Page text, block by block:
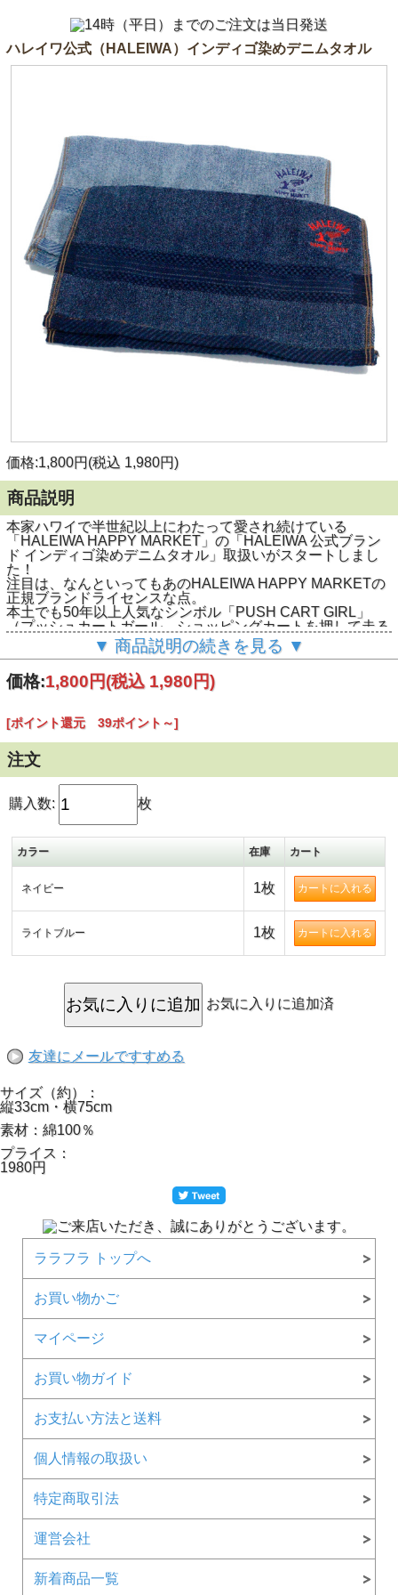
ハレイワ公式（HALEIWA）インディゴ染めデニムタオル
価格:1,800円(税込 1,980円)
商品説明
本家ハワイで半世紀以上にわたって愛され続けている
「HALEIWA HAPPY MARKET」の「HALEIWA 公式ブラン
ド インディゴ染めデニムタオル」取扱いがスタートしまし
た！
注目は、なんといってもあのHALEIWA HAPPY MARKETの
正規ブランドライセンスな点。
本土でも50年以上人気なシンボル「PUSH CART GIRL」
（プッシュカートガール。ショッピングカートを押して走る
女の子）のロゴマークは有名ですよね。
ごらんの通り、とっても現地感あふれるデザインで、シンボ
ル「プッシュカートガール」のロゴデザイン刺繍がワンポイ
ントで入れてあったり、デザイン糸を別色にすることでアク
またどちらのカラーもインディゴ染めという特殊な染法で仕
上げてあって、こなれた感じのデニム感が素晴らしいんで
す。
おすすめポイントは真ん中部分にタオルフックに掛けやすい
フック掛けが付いている点。
ここをひっかけるだけでご自宅のサニタリーの掛けタオルと
してすぐに使えちゃうんです。
サイズは75cm×33cmで、一般的なスポーツタオルと同じサ
イズ感です。
レッスンやジムでのスポーツタオルとして、ご自宅の掛けタ
オルとして、幅広い用途に応えてくれる実用性の高い本場ハ
レイワブランドのタオル、プレゼントにもおすすめです♪
▼ 商品説明の続きを見る ▼
価格:1,800円(税込 1,980円)
[ポイント還元 39ポイント～]
注文
購入数: 枚
カラー 在庫 カート
ネイビー 1枚
ライトブルー 1枚
お気に入りに追加済
友達にメールですすめる
サイズ（約）：
縦33cm・横75cm
素材：綿100％
プライス：
1980円
ララフラ トップへ
お買い物かご
マイページ
お買い物ガイド
お支払い方法と送料
個人情報の取扱い
特定商取引法
運営会社
新着商品一覧